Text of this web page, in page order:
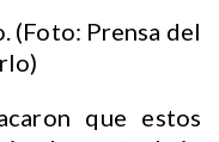
(Foto: Prensa del
que estos